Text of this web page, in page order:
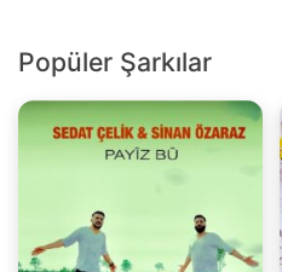
Popüler Şarkılar